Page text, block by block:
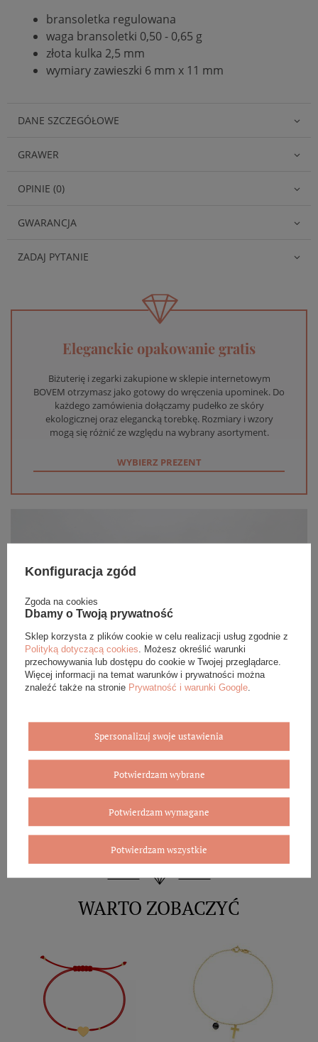
bransoletka regulowana
waga bransoletki 0,50 - 0,65 g
złota kulka 2,5 mm
wymiary zawieszki 6 mm x 11 mm
DANE SZCZEGÓŁOWE
GRAWER
OPINIE (0)
GWARANCJA
ZADAJ PYTANIE
Eleganckie opakowanie gratis
Biżuterię i zegarki zakupione w sklepie internetowym
BOVEM otrzymasz jako gotowy do wręczenia upominek. Do
każdego zamówienia dołączamy pudełko ze skóry
ekologicznej oraz elegancką torebkę. Rozmiary i wzory
mogą się różnić ze względu na wybrany asortyment.
WYBIERZ PREZENT
WARTO ZOBACZYĆ
Konfiguracja zgód
Zgoda na cookies
Dbamy o Twoją prywatność
Sklep korzysta z plików cookie w celu realizacji usług zgodnie z
Polityką dotyczącą cookies . Możesz określić warunki
przechowywania lub dostępu do cookie w Twojej przeglądarce.
Więcej informacji na temat warunków i prywatności można
znaleźć także na stronie Prywatność i warunki Google
Spersonalizuj swoje ustawienia
Potwierdzam wybrane
Potwierdzam wymagane
Potwierdzam wszystkie